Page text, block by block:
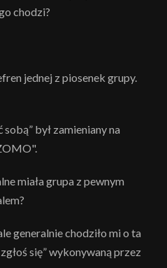
chodzi?
jednej z piosenek grupy.
był zamieniany na
miała grupa z pewnym
generalnie chodziło mi o ta
się” wykonywaną przez